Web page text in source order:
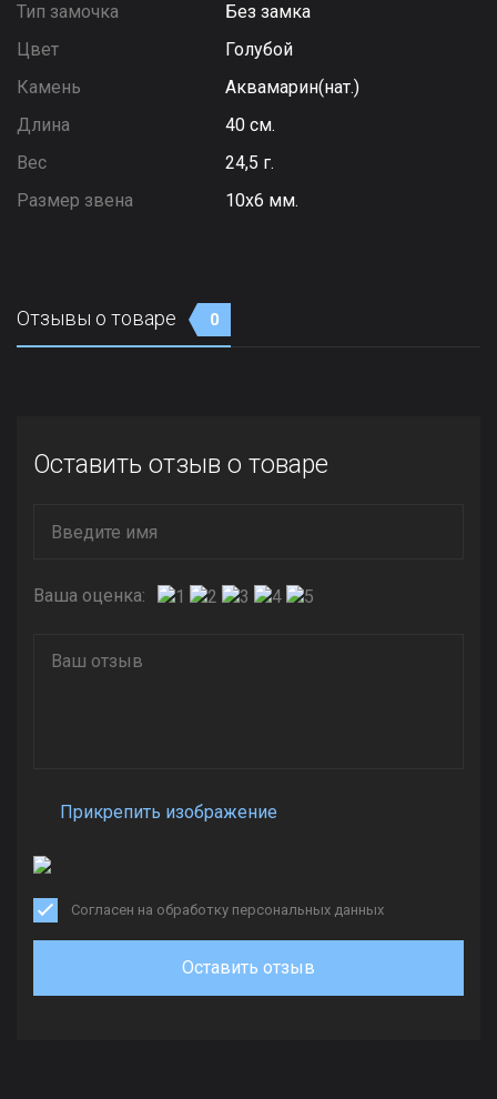
Тип замочка
Без замка
Цвет
Голубой
Камень
Аквамарин(нат.)
Длина
40 см.
Вес
24,5 г.
Размер звена
10х6 мм.
Отзывы о товаре 0
Оставить отзыв о товаре
Ваша оценка:
Прикрепить изображение
Согласен на обработку персональных данных
Оставить отзыв